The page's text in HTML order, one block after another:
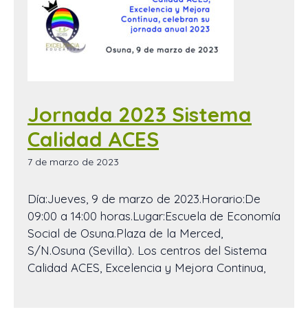
Jornada 2023 Sistema
Calidad ACES
7 de marzo de 2023
Día:Jueves, 9 de marzo de 2023.Horario:De
09:00 a 14:00 horas.Lugar:Escuela de Economía
Social de Osuna.Plaza de la Merced,
S/N.Osuna (Sevilla). Los centros del Sistema
Calidad ACES, Excelencia y Mejora Continua,